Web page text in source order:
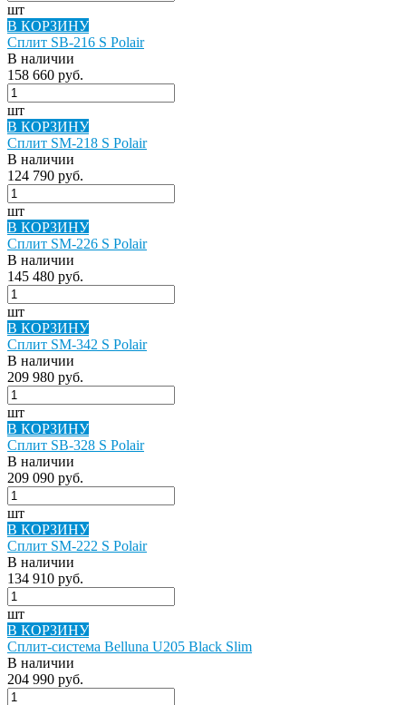
шт
В КОРЗИНУ
Сплит SB-216 S Polair
В наличии
158 660 руб.
шт
В КОРЗИНУ
Сплит SM-218 S Polair
В наличии
124 790 руб.
шт
В КОРЗИНУ
Сплит SM-226 S Polair
В наличии
145 480 руб.
шт
В КОРЗИНУ
Сплит SM-342 S Polair
В наличии
209 980 руб.
шт
В КОРЗИНУ
Сплит SB-328 S Polair
В наличии
209 090 руб.
шт
В КОРЗИНУ
Сплит SM-222 S Polair
В наличии
134 910 руб.
шт
В КОРЗИНУ
Сплит-система Belluna U205 Black Slim
В наличии
204 990 руб.